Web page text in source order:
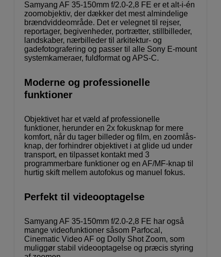
Samyang AF 35-150mm f/2.0-2,8 FE er et alt-i-én
zoomobjektiv, der dækker det mest almindelige
brændviddeområde. Det er velegnet til rejser,
reportager, begivenheder, portrætter, stillbilleder,
landskaber, nærbilleder til arkitektur- og
gadefotografering og passer til alle Sony E-mount
systemkameraer, fuldformat og APS-C.
Moderne og professionelle
funktioner
Objektivet har et væld af professionelle
funktioner, herunder en 2x fokusknap for mere
komfort, når du tager billeder og film, en zoomlås-
knap, der forhindrer objektivet i at glide ud under
transport, en tilpasset kontakt med 3
programmerbare funktioner og en AF/MF-knap til
hurtig skift mellem autofokus og manuel fokus.
Perfekt til videooptagelse
Samyang AF 35-150mm f/2.0-2,8 FE har også
mange videofunktioner såsom Parfocal,
Cinematic Video AF og Dolly Shot Zoom, som
muliggør stabil videooptagelse og præcis styring